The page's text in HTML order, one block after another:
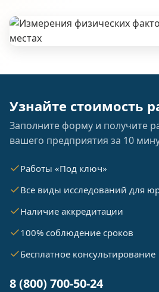
Узнайте стоимость
Заполните форму и получите
вашего предприятия за 10
Работы «Под ключ»
Все виды исследований для
Наличие аккредитации
100% соблюдение сроков
Бесплатное консультирование
8 (800) 700-50-24